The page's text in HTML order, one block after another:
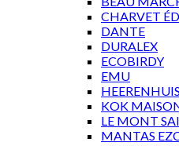
CHARVET
DANTE
DURALEX
ECOBIRDY
EMU
HEERENHUIS
KOK
LE MONT
MANTAS